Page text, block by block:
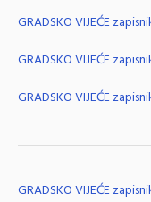
GRADSKO VIJEĆE
GRADSKO VIJEĆE
GRADSKO VIJEĆE
GRADSKO VIJEĆE